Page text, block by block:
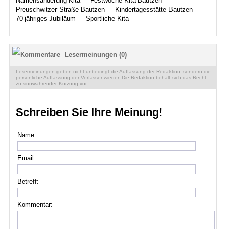
Preuschwitzer Straße Bautzen
Kindertagesstätte Bautzen
70-jähriges Jubiläum
Sportliche Kita
Lesermeinungen (0)
Lesermeinungen geben nicht unbedingt die Auffassung der Redaktion, sondern die
persönliche Auffassung der Verfasser wieder. Die Redaktion behält sich das Recht
zu sinnwahrender Kürzung vor.
Schreiben Sie Ihre Meinung!
Name:
Email:
Betreff:
Kommentar: